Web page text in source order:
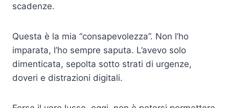
scadenze.
Questa è la mia “consapevolezza”. Non l’ho
imparata, l’ho sempre saputa. L’avevo solo
dimenticata, sepolta sotto strati di urgenze,
doveri e distrazioni digitali.